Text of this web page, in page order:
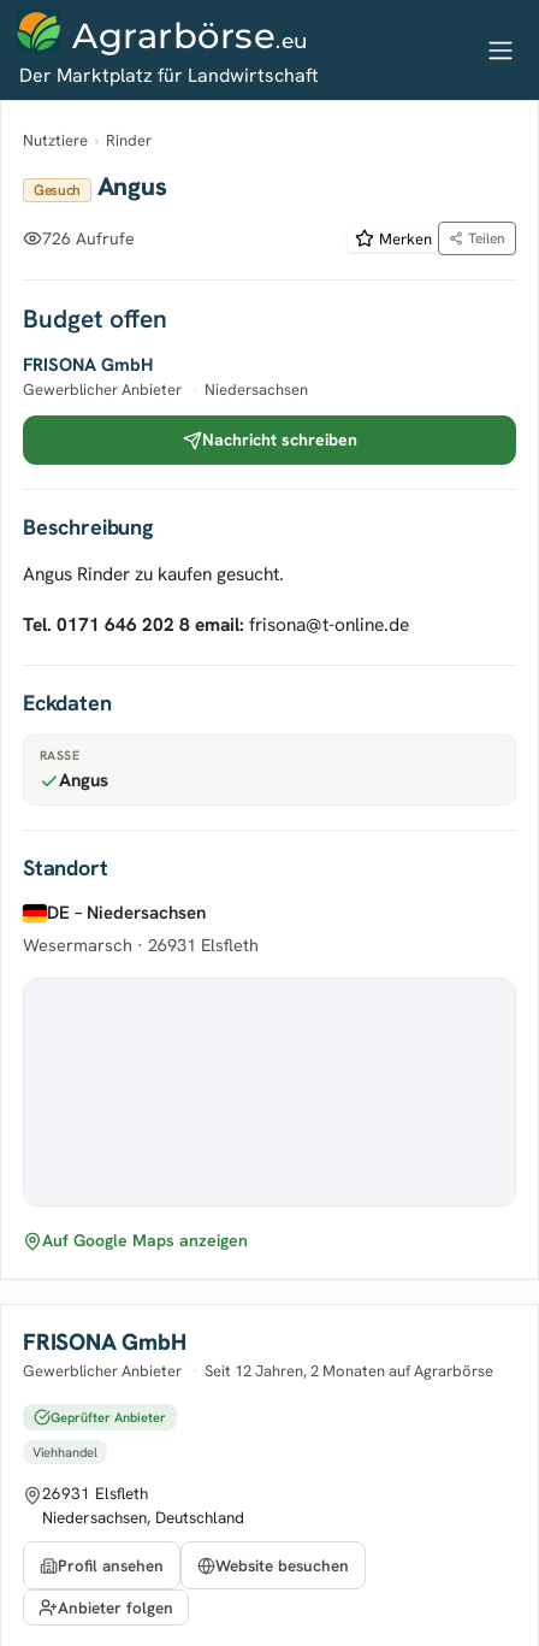
Agrarbörse.eu
Der Marktplatz für Landwirtschaft
Nutztiere › Rinder
Gesuch Angus
726 Aufrufe Merken Teilen
Budget offen
FRISONA GmbH
Gewerblicher Anbieter · Niedersachsen
Nachricht schreiben
Beschreibung
Angus Rinder zu kaufen gesucht.
Tel. 0171 646 202 8 email: frisona@t-online.de
Eckdaten
RASSE
Angus
Standort
DE – Niedersachsen
Wesermarsch · 26931 Elsfleth
Auf Google Maps anzeigen
FRISONA GmbH
Gewerblicher Anbieter · Seit 12 Jahren, 2 Monaten auf Agrarbörse
Geprüfter Anbieter
Viehhandel
26931 Elsfleth
Niedersachsen, Deutschland
Profil ansehen
Website besuchen
Anbieter folgen